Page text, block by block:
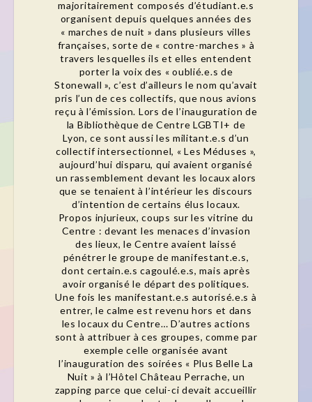
majoritairement composés d’étudiant.e.s
organisent depuis quelques années des
« marches de nuit » dans plusieurs villes
françaises, sorte de « contre-marches » à
travers lesquelles ils et elles entendent
porter la voix des « oublié.e.s de
Stonewall », c’est d’ailleurs le nom qu’avait
pris l’un de ces collectifs, que nous avions
reçu à l’émission. Lors de l’inauguration de
la Bibliothèque de Centre LGBTI+ de
Lyon, ce sont aussi les militant.e.s d’un
collectif intersectionnel, « Les Méduses »,
aujourd’hui disparu, qui avaient organisé
un rassemblement devant les locaux alors
que se tenaient à l’intérieur les discours
d’intention de certains élus locaux.
Propos injurieux, coups sur les vitrine du
Centre : devant les menaces d’invasion
des lieux, le Centre avaient laissé
pénétrer le groupe de manifestant.e.s,
dont certain.e.s cagoulé.e.s, mais après
avoir organisé le départ des politiques.
Une fois les manifestant.e.s autorisé.e.s à
entrer, le calme est revenu hors et dans
les locaux du Centre… D’autres actions
sont à attribuer à ces groupes, comme par
exemple celle organisée avant
l’inauguration des soirées « Plus Belle La
Nuit » à l’Hôtel Château Perrache, un
zapping parce que celui-ci devait accueillir